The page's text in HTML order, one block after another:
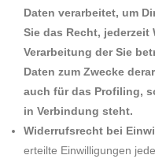
Daten verarbeitet, um
Sie das Recht,
Verarbeitung der Sie
Daten zum Zwecke
auch für das Profiling,
in Verbindung steht.
Widerrufsrecht bei
erteilte Einwilligungen